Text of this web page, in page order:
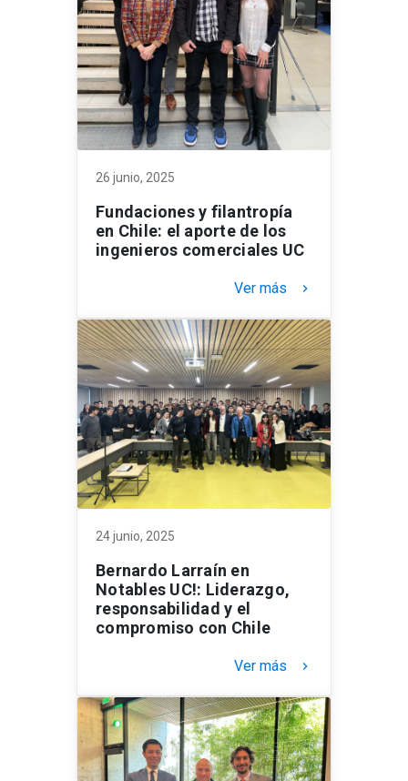
26 junio, 2025
Fundaciones y filantropía
en Chile: el aporte de los
ingenieros comerciales UC
Ver más keyboard_arrow_right
24 junio, 2025
Bernardo Larraín en
Notables UC!: Liderazgo,
responsabilidad y el
compromiso con Chile
Ver más keyboard_arrow_right